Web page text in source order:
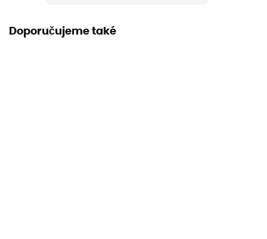
Doporučujeme také